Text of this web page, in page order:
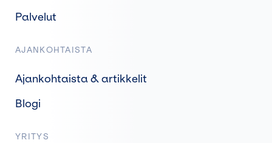
Palvelut
AJANKOHTAISTA
Ajankohtaista & artikkelit
Blogi
YRITYS